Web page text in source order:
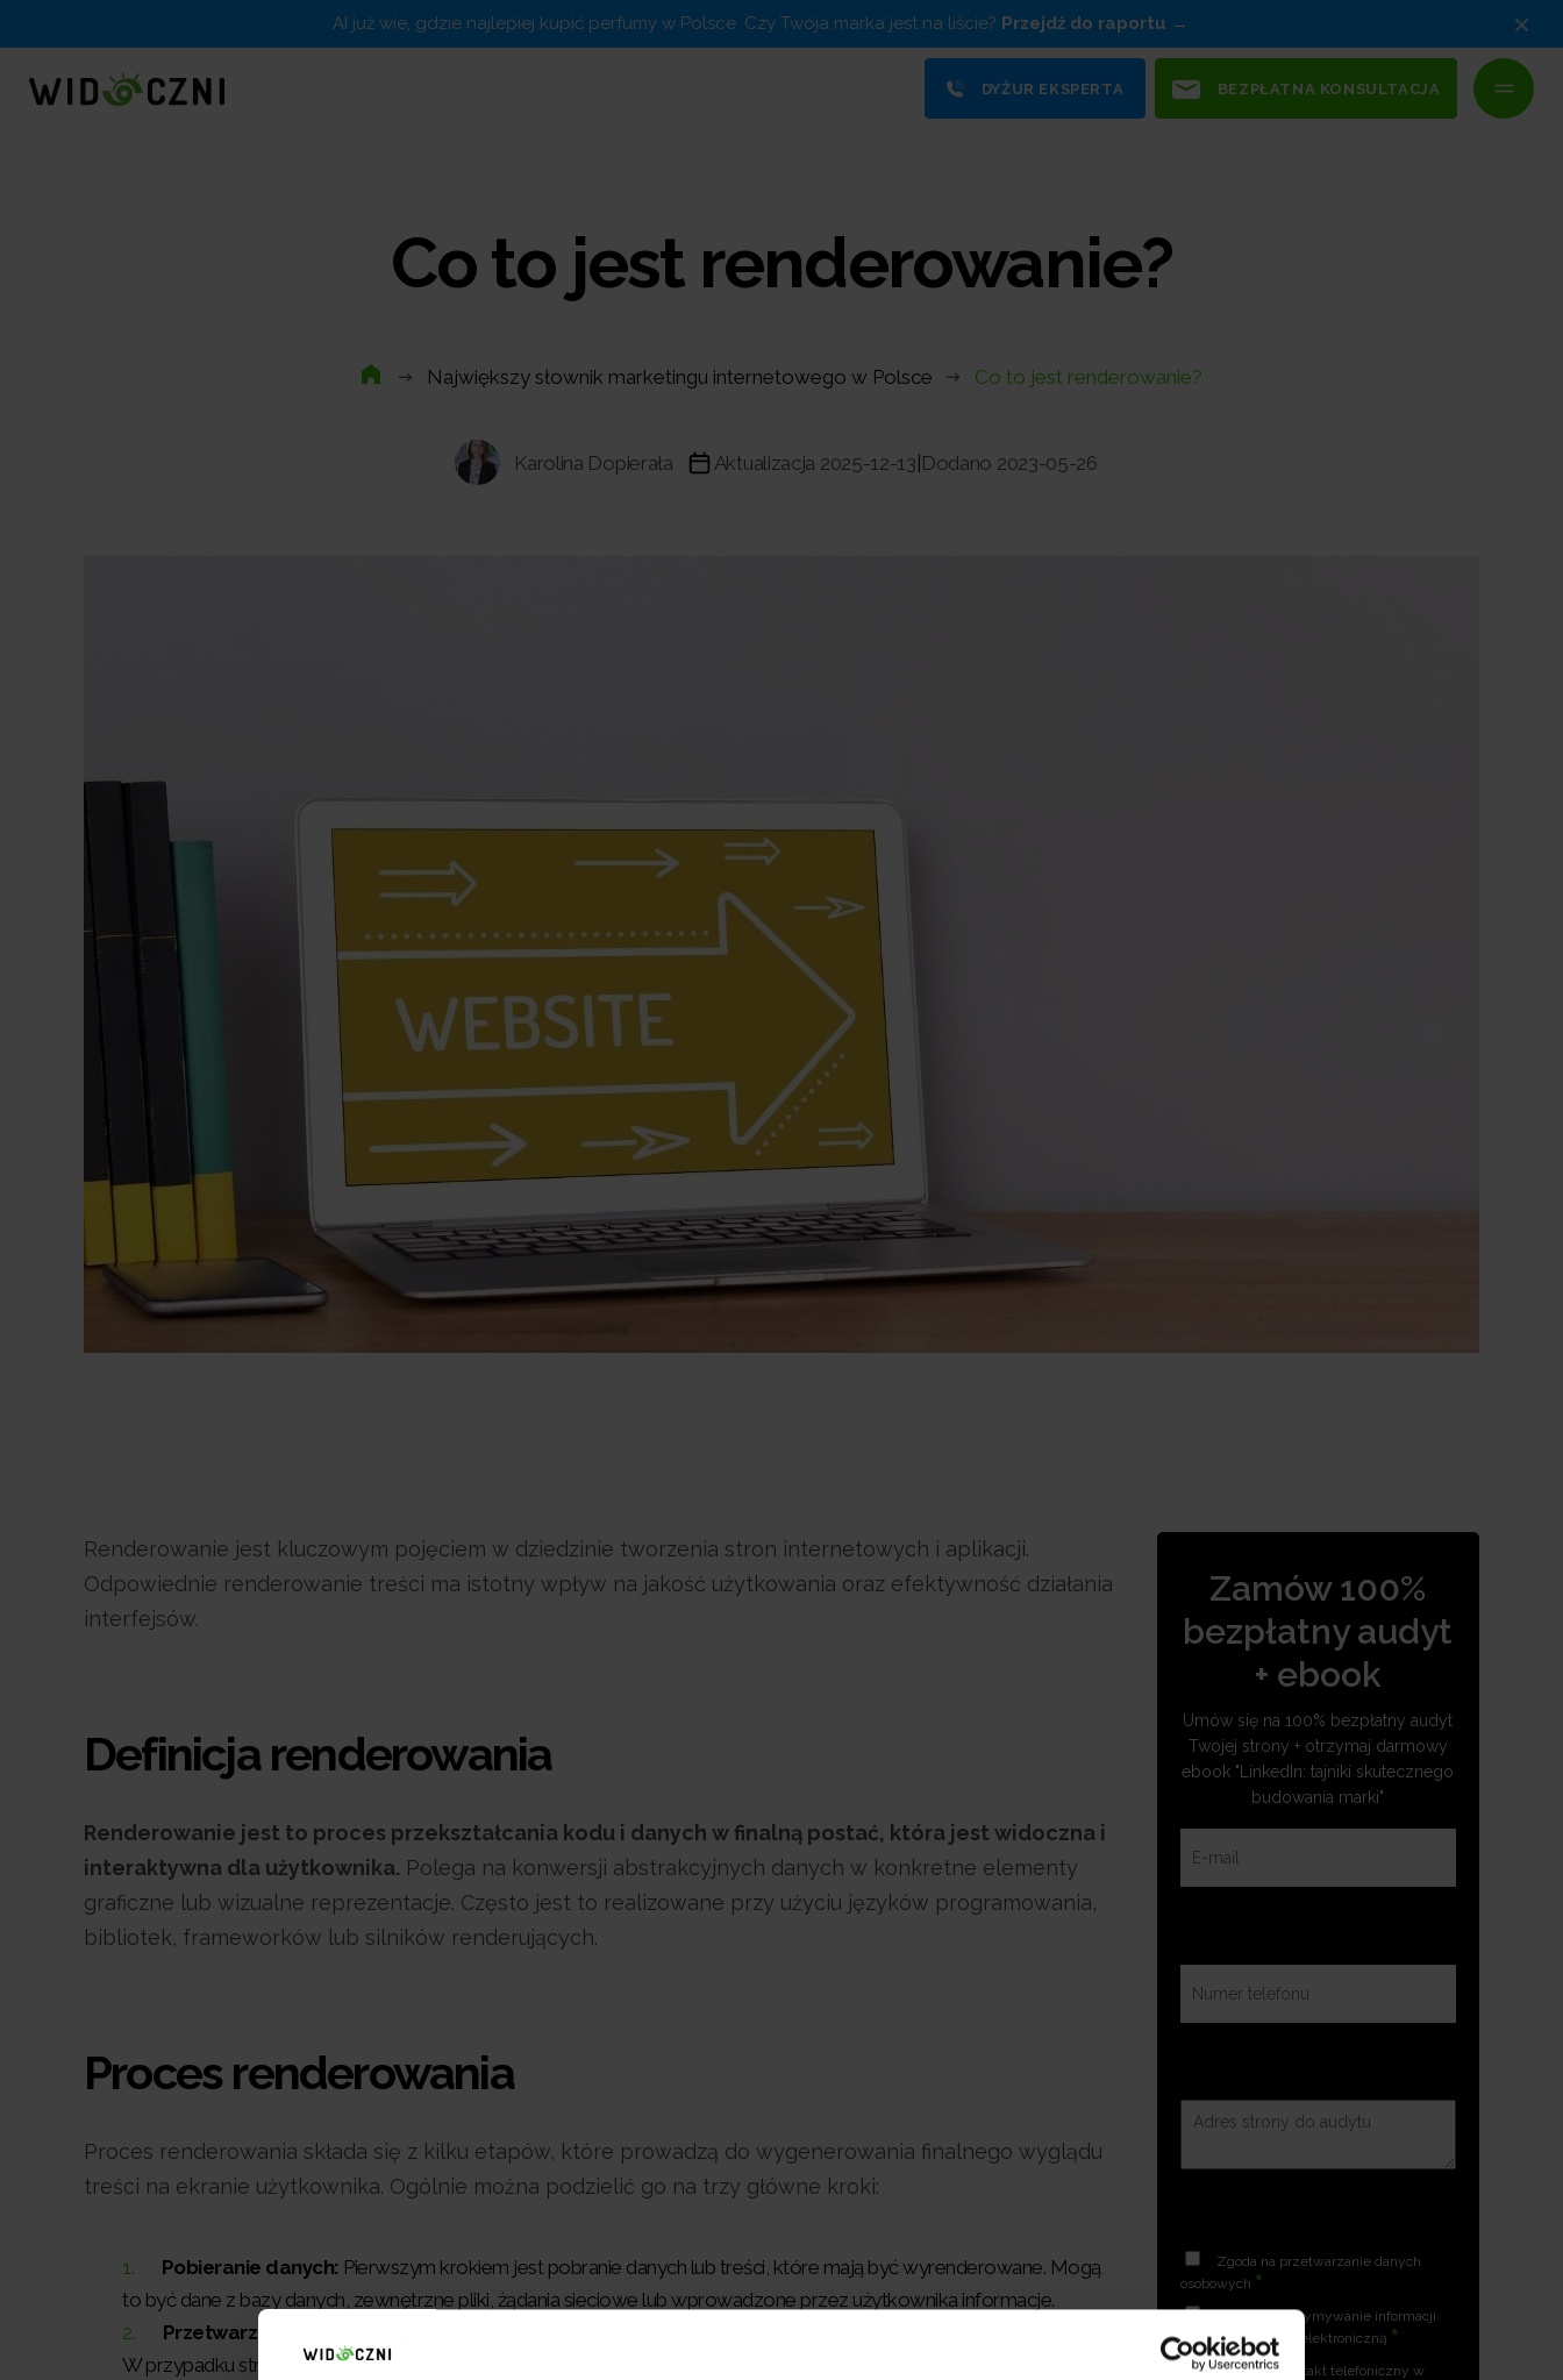
AI już wie, gdzie najlepiej kupić perfumy w Polsce. Czy Twoja marka jest na liście? Przejdź do raportu ×
DYŻUR EKSPERTA BEZPŁATNA KONSULTACJA
Co to jest renderowanie?
Największy słownik marketingu internetowego w Polsce Co to jest renderowanie?
Karolina Dopierała Aktualizacja 2025-12-13 Dodano 2023-05-26
Renderowanie jest kluczowym pojęciem w dziedzinie tworzenia stron internetowych i aplikacji.
Odpowiednie renderowanie treści ma istotny wpływ na jakość użytkowania oraz efektywność działania
interfejsów.
Definicja renderowania
Renderowanie jest to proces przekształcania kodu i danych w finalną postać, która jest widoczna i
interaktywna dla użytkownika. Polega na konwersji abstrakcyjnych danych w konkretne elementy
graficzne lub wizualne reprezentacje. Często jest to realizowane przy użyciu języków programowania,
bibliotek, frameworków lub silników renderujących.
Proces renderowania
Proces renderowania składa się z kilku etapów, które prowadzą do wygenerowania finalnego wyglądu
treści na ekranie użytkownika. Ogólnie można podzielić go na trzy główne kroki:
Pobieranie danych: Pierwszym krokiem jest pobranie danych lub treści, które mają być wyrenderowane. Mogą
to być dane z bazy danych, zewnętrzne pliki, żądania sieciowe lub wprowadzone przez użytkownika informacje.
Przetwarzanie i kompilacja:
W przypadku stron internetowych mogą to być pliki HTML, CSS i JavaScript, które tworzą strukturę i stylowanie treści.
Zamów 100%
bezpłatny audyt
+ ebook
Umów się na 100% bezpłatny audyt
Twojej strony + otrzymaj darmowy
ebook "LinkedIn: tajniki skutecznego
budowania marki"
Zgoda na przetwarzanie danych
osobowych *
Zgoda na otrzymywanie informacji
handlowych drogą elektroniczną *
Zgoda na kontakt telefoniczny w